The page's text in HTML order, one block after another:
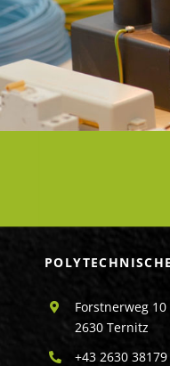
Forstnerweg 10
2630 Ternitz
+43 2630 38179